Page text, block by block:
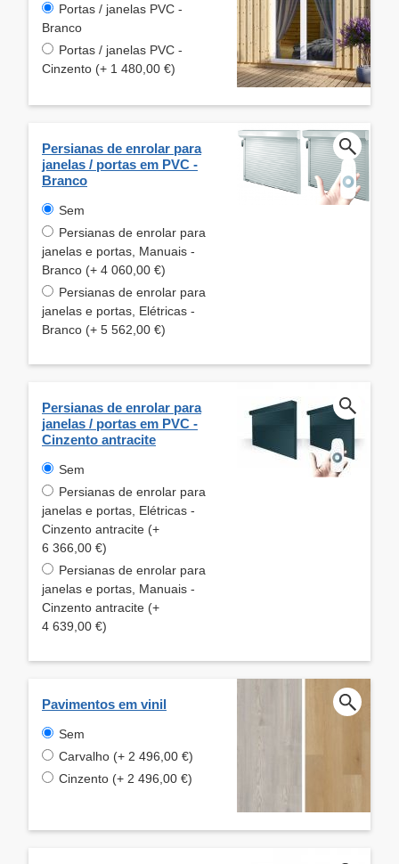
Portas / janelas PVC -
Branco
Portas / janelas PVC -
Cinzento (+ 1 480,00 €)
Persianas de enrolar para
janelas / portas em PVC -
Branco
Sem
Persianas de enrolar para
janelas e portas, Manuais -
Branco (+ 4 060,00 €)
Persianas de enrolar para
janelas e portas, Elétricas -
Branco (+ 5 562,00 €)
Persianas de enrolar para
janelas / portas em PVC -
Cinzento antracite
Sem
Persianas de enrolar para
janelas e portas, Elétricas -
Cinzento antracite (+
6 366,00 €)
Persianas de enrolar para
janelas e portas, Manuais -
Cinzento antracite (+
4 639,00 €)
Pavimentos em vinil
Sem
Carvalho (+ 2 496,00 €)
Cinzento (+ 2 496,00 €)